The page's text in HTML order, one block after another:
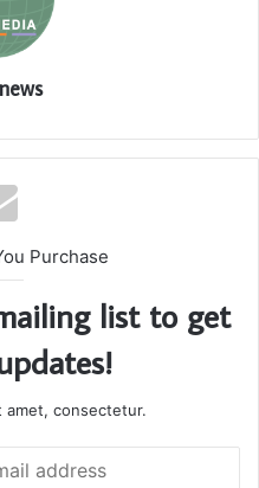
Purchase
list to get
amet, consectetur.